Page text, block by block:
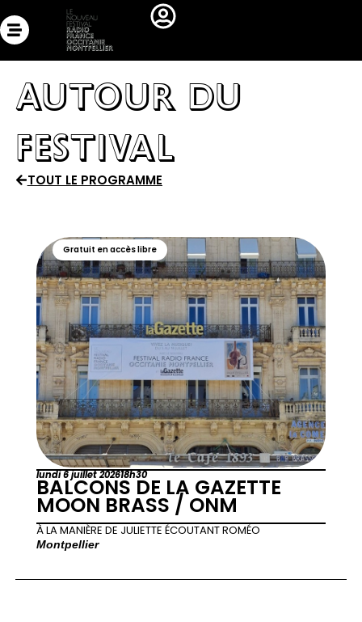
au
Autour du
festival
TOUT LE PROGRAMME
Gratuit en accès libre
lundi 6 juillet 202618h30
BALCONS DE LA GAZETTE
MOON BRASS / ONM
À LA MANIÈRE DE JULIETTE ÉCOUTANT ROMÉO
Montpellier